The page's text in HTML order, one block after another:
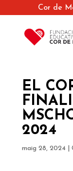
Cor de
EL
2024
maig 28, 2024|